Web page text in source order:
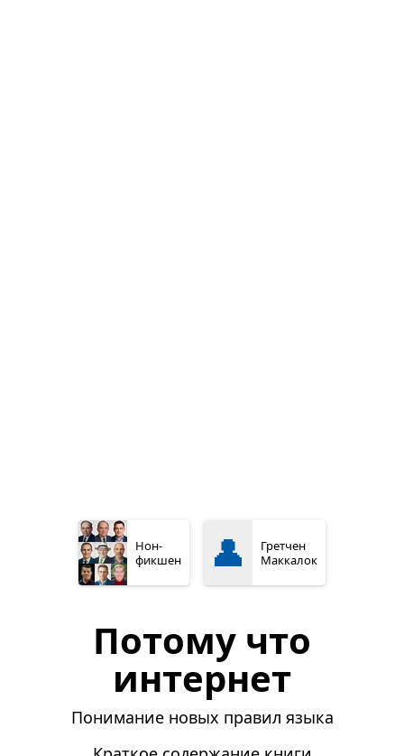
Нон­
фикшен
👤
Гретчен
Маккалок
Потому что
интернет
Понимание новых правил языка